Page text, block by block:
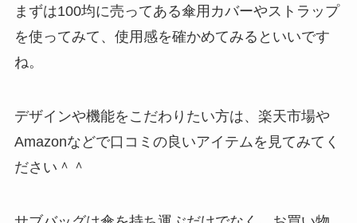
まずは100均に売ってある傘用カバーやストラップ
を使ってみて、使用感を確かめてみるといいです
ね。
デザインや機能をこだわりたい方は、楽天市場や
Amazonなどで口コミの良いアイテムを見てみてく
ださい＾＾